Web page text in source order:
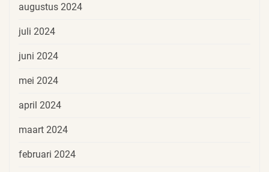
augustus 2024
juli 2024
juni 2024
mei 2024
april 2024
maart 2024
februari 2024